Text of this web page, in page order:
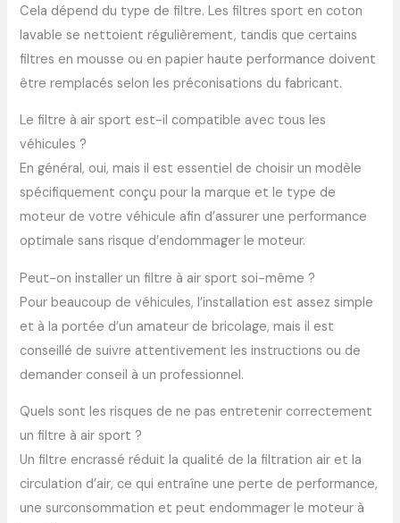
Cela dépend du type de filtre. Les filtres sport en coton
lavable se nettoient régulièrement, tandis que certains
filtres en mousse ou en papier haute performance doivent
être remplacés selon les préconisations du fabricant.
Le filtre à air sport est-il compatible avec tous les
véhicules ?
En général, oui, mais il est essentiel de choisir un modèle
spécifiquement conçu pour la marque et le type de
moteur de votre véhicule afin d’assurer une performance
optimale sans risque d’endommager le moteur.
Peut-on installer un filtre à air sport soi-même ?
Pour beaucoup de véhicules, l’installation est assez simple
et à la portée d’un amateur de bricolage, mais il est
conseillé de suivre attentivement les instructions ou de
demander conseil à un professionnel.
Quels sont les risques de ne pas entretenir correctement
un filtre à air sport ?
Un filtre encrassé réduit la qualité de la filtration air et la
circulation d’air, ce qui entraîne une perte de performance,
une surconsommation et peut endommager le moteur à